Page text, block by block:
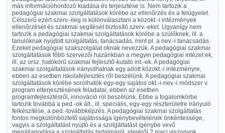
más információhordozó kiadása és terjesztése is. Nem tartozik a
pedagógiai szakmai szolgáltatások körébe az ellenőrzés és a felügyelet.
Célszerű ezért szerv.-ileg is különválasztani a közokt.-i intézmények
ellenőrzését és szakmai segítését biztosító szerv.-eket. Ugyanígy nem
tartozik a pedagógiai szakmai szolgáltatások körébe a szülőknek, ill. a
tanulóknak nyújtott szolgáltatás, tanácsadás, mint pl. a nev.-i tanácsadás.
Ezeket pedagógiai szakszolgálat oknak nevezzük. A pedagógiai szakmai
szolgáltatások főbb szervezői hazánkban a megyei pedagógiai intézet ek,
ill. az orsz. hatókörű szakmai fejlesztő-kutató int.-ek. A pedagógiai
szakmai szolgáltatások irányulhatnak egy adott közokt.-i intézményre,
ebben az esetben iskolafejlesztés ről beszélünk. A pedagógiai szakmai
szolgáltatások körébe sorolhatók egy-egy sajátos okt.-i-nev.-i módszer v.
program elterjesztésének feladatai, ebben az esetben
programfejlesztésről, innováció ról beszélünk. Ebbe a fogalomkörbe
tartozik továbbá a ped.-ok ált., ill. speciális, egy-egy részterületre irányuló
felkészítése, a ped.-továbbképzés. A pedagógiai szakmai szolgáltatás
fontos megkülönböztető sajátossága igénybevételének önkéntessége,
vagyis a szolgáltatást nyújtó és a szolgáltatást igénybe vevő